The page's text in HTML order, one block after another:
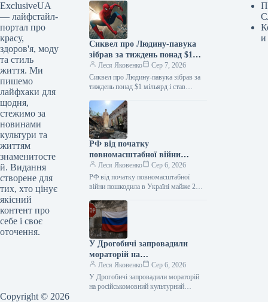
ExclusiveUA
— лайфстайл-
портал про
красу,
здоров'я, моду
та стиль
життя. Ми
пишемо
лайфхаки для
щодня,
стежимо за
новинами
культури та
життям
знаменитосте
й. Видання
створене для
тих, хто цінує
якісний
контент про
себе і своє
оточення.
Сиквел про Людину-павука
зібрав за тиждень понад $1
мільярд і став найкасовішим
фільмом року
Леся Яковенко
Сер 7, 2026
Сиквел про Людину-павука зібрав за
тиждень понад $1 мільярд і став
06.08.2026 10:28 Укрінформ Стрічка
«Людина-павук: Абсолютно…
РФ від початку
повномасштабної війни
пошкодила в Україні майже 2
тисячі пам’яток
Леся Яковенко
Сер 6, 2026
РФ від початку повномасштабної
війни пошкодила в Україні майже 2
Укрінформ Росія пошкодила в Україні
1990…
У Дрогобичі запровадили
мораторій на
російськомовний культурний
продукт
Леся Яковенко
Сер 6, 2026
У Дрогобичі запровадили мораторій
на російськомовний культурний
и
Copyright © 2026